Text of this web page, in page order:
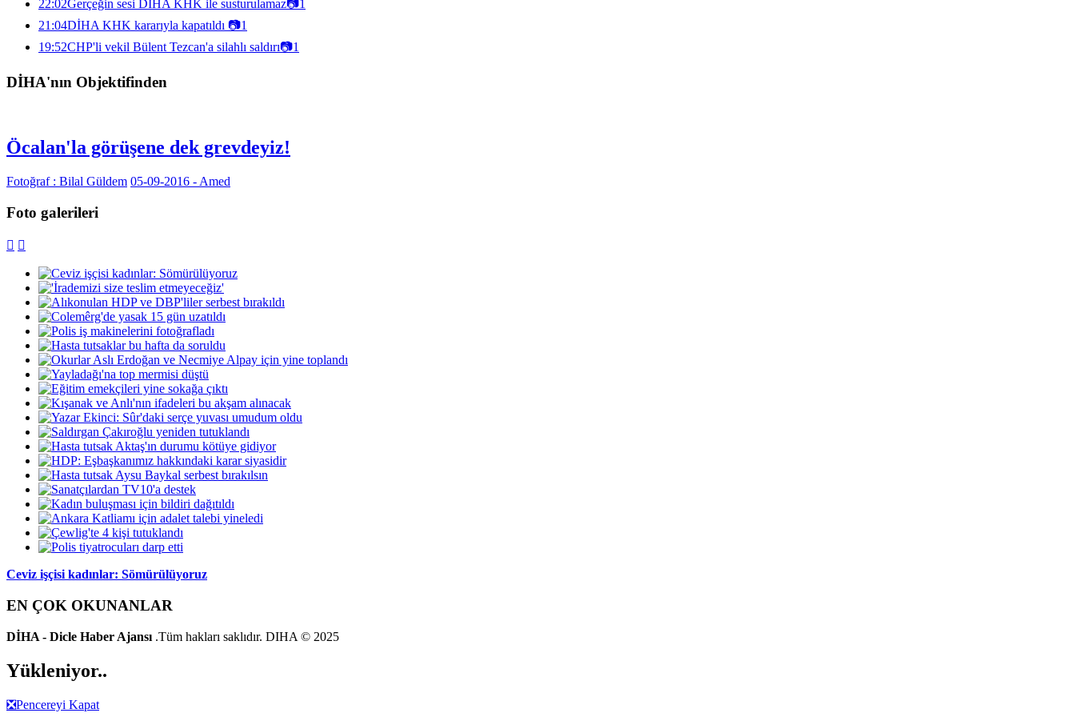
22:02Gerçeğin sesi DİHA KHK ile susturulamaz📷1
21:04DİHA KHK kararıyla kapatıldı 📷1
19:52CHP'li vekil Bülent Tezcan'a silahlı saldırı📷1
DİHA'nın Objektifinden
Öcalan'la görüşene dek grevdeyiz!
Fotoğraf : Bilal Güldem 05-09-2016 - Amed
Foto galerileri
 
Ceviz işçisi kadınlar: Sömürülüyoruz
EN ÇOK OKUNANLAR
DİHA - Dicle Haber Ajansı .Tüm hakları saklıdır. DIHA © 2025
Yükleniyor..
❎Pencereyi Kapat